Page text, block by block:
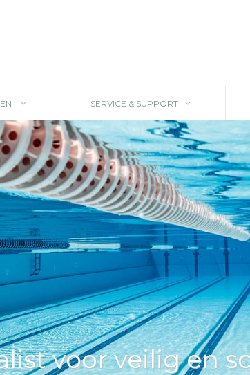
SERVICE & SUPPORT
voor veilig en